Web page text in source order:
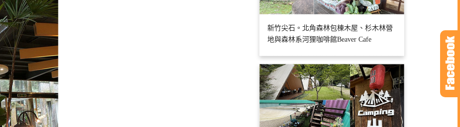
新竹尖石。北角森林包棟木屋、杉木林營
地與森林系河狸咖啡館Beaver Cafe